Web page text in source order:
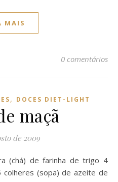
MAIS
0 comentários
, DOCES DIET-LIGHT
maçã
de 2009
colheres (sopa) de azeite de